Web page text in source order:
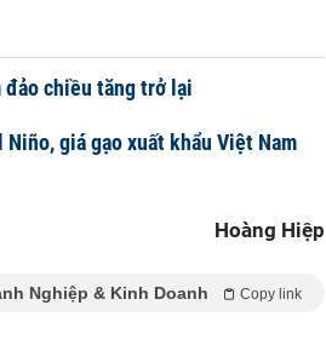
đảo chiều tăng trở lại
giá gạo xuất khẩu Việt Nam
Hoàng Hiệp
Nghiệp & Kinh Doanh Copy link